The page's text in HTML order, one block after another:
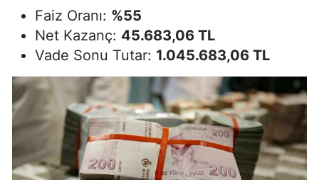
Faiz Oranı: %55
Net Kazanç: 45.683,06 TL
Vade Sonu Tutar: 1.045.683,06 TL